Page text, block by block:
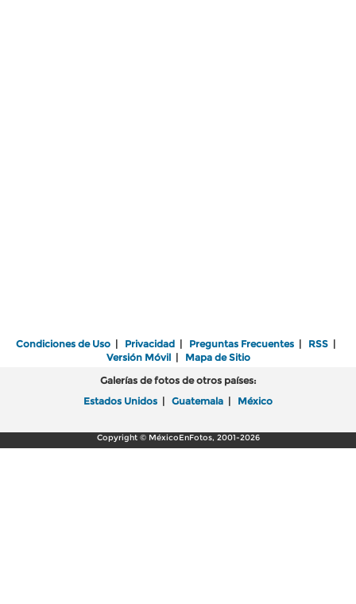
Condiciones de Uso | Privacidad | Preguntas Frecuentes | RSS |
Versión Móvil| Mapa de Sitio
Galerías de fotos de otros países:
Estados Unidos | Guatemala | México
Copyright © MéxicoEnFotos, 2001-2026